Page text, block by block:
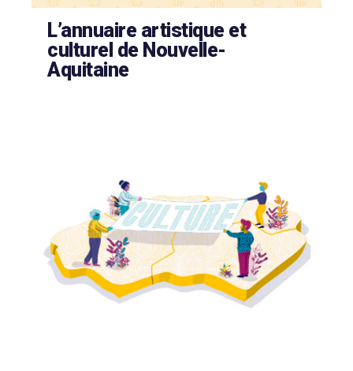
L’annuaire artistique et
culturel de Nouvelle-
Aquitaine